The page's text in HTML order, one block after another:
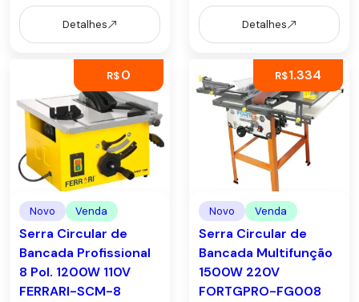
Detalhes Detalhes
R$0
Novo Venda
Serra Circular de
Bancada Profissional
8 Pol. 1200W 110V
FERRARI-SCM-8
R$1.334
Novo Venda
Serra Circular de
Bancada Multifunção
1500W 220V
FORTGPRO-FG008